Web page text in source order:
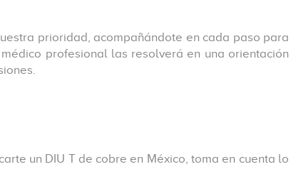
prioridad, acompañándote en cada paso para
profesional las resolverá en una orientación
un DIU T de cobre en México, toma en cuenta lo